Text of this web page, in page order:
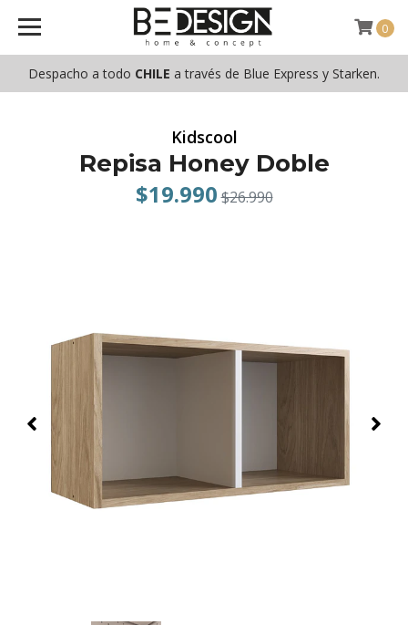
Despacho a todo CHILE a través de Blue Express y Starken.
0
Kidscool
Repisa Honey Doble
$19.990 $26.990